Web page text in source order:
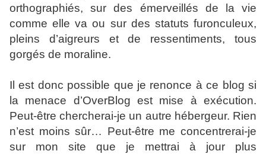
orthographiés, sur des émerveillés de la vie
comme elle va ou sur des statuts furonculeux,
pleins d’aigreurs et de ressentiments, tous
gorgés de moraline.
Il est donc possible que je renonce à ce blog si
la menace d’OverBlog est mise à exécution.
Peut-être chercherai-je un autre hébergeur. Rien
n’est moins sûr… Peut-être me concentrerai-je
sur mon site que je mettrai à jour plus